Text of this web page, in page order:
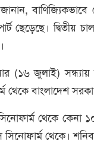
ছেড়েছে। দ্বিতীয়
(১৬ জুলাই) সন্ধ্যায়
থেকে বাংলাদেশ
সিনোফার্ম থেকে
থেকে।